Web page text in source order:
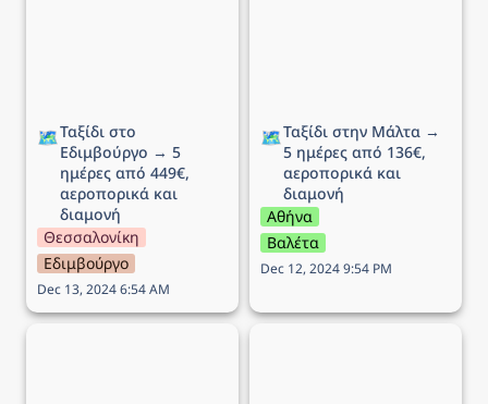
🗺️Ταξίδι στο
Εδιμβούργο → 5
ημέρες από 449€,
αεροπορικά και
διαμονή
Θεσσαλονίκη
Εδιμβούργο
Dec 13, 2024 6:54 AM
🗺️Ταξίδι στην Μάλτα →
5 ημέρες από 136€,
αεροπορικά και
διαμονή
Αθήνα
Βαλέτα
Dec 12, 2024 9:54 PM